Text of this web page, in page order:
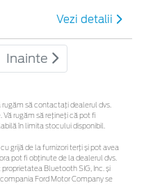
Vezi detalii
Inainte
rugăm să contactaţi dealerul dvs.
rugăm să rețineți că pot fi
în limita stocului disponibil.
grijă de la furnizori terți și pot avea
pot fi obținute de la dealerul dvs.
Bluetooth SIG, Inc. și
Ford Motor Company se